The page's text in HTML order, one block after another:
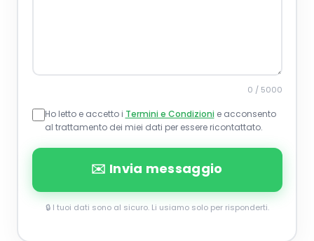
0 / 5000
Ho letto e accetto i Termini e Condizionie acconsento
al trattamento dei miei dati per essere ricontattato.
✉️ Invia messaggio
🔒 I tuoi dati sono al sicuro. Li usiamo solo per risponderti.